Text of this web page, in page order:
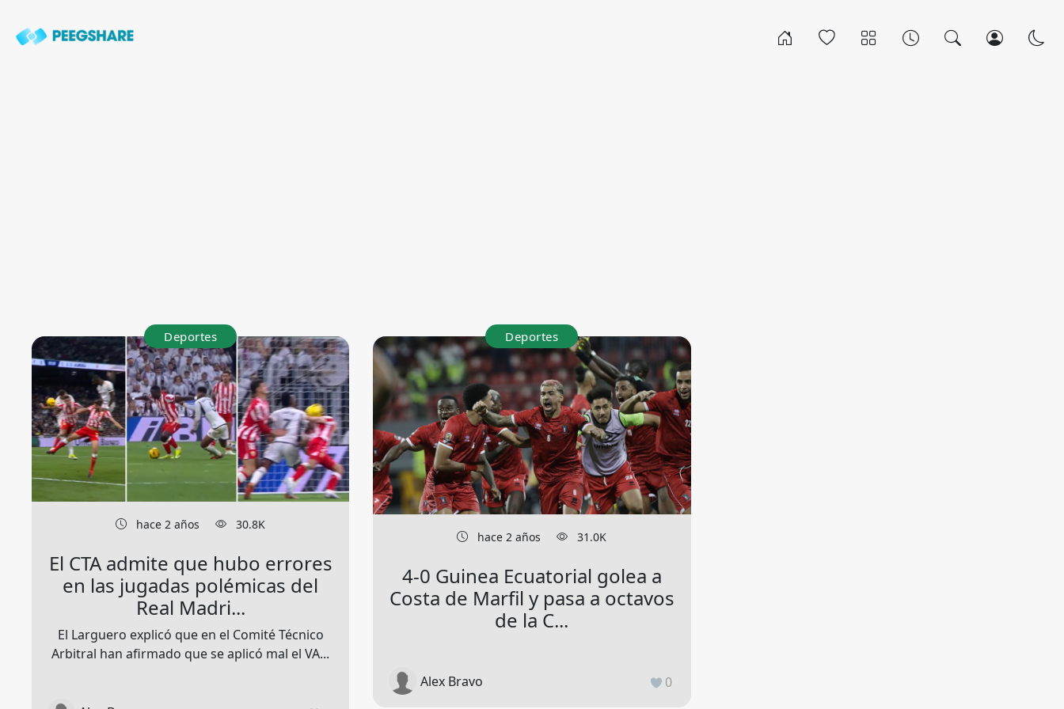
Deportes
hace 2 años 30.8K
El CTA admite que hubo errores
en las jugadas polémicas del
Real Madri...
El Larguero explicó que en el Comité Técnico
Arbitral han afirmado que se aplicó mal el VA...
Deportes
hace 2 años 31.0K
4-0 Guinea Ecuatorial golea a
Costa de Marfil y pasa a octavos
de la C...
Alex Bravo 0